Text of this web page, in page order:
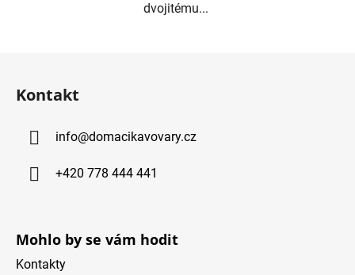
dvojitému...
Kontakt
info@domacikavovary.cz
+420 778 444 441
Mohlo by se vám hodit
Kontakty